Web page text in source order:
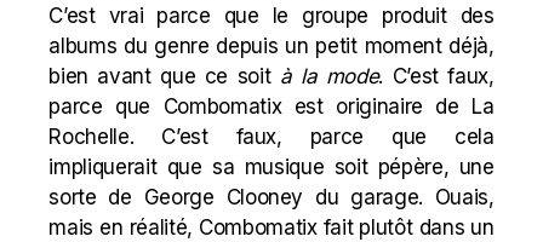
C’est vrai parce que le groupe produit des
albums du genre depuis un petit moment déjà,
bien avant que ce soit à la mode. C’est faux,
parce que Combomatix est originaire de La
Rochelle. C’est faux, parce que cela
impliquerait que sa musique soit pépère, une
sorte de George Clooney du garage. Ouais,
mais en réalité, Combomatix fait plutôt dans un